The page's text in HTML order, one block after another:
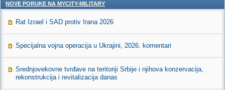
NOVE PORUKE NA MYCITY-MILITARY
Rat Izrael i SAD protiv Irana 2026
Specijalna vojna operacija u Ukrajini, 2026. komentari
Srednjovekovne tvrđave na teritoriji Srbije i njihova konzervacija,
rekonstrukcija i revitalizacija danas